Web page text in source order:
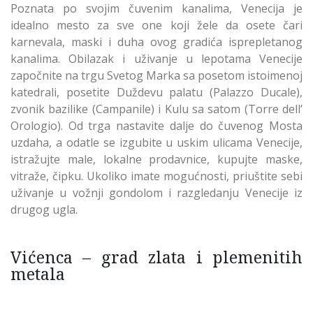
Poznata po svojim čuvenim kanalima, Venecija je
idealno mesto za sve one koji žele da osete čari
karnevala, maski i duha ovog gradića isprepletanog
kanalima. Obilazak i uživanje u lepotama Venecije
započnite na trgu Svetog Marka sa posetom istoimenoj
katedrali, posetite Duždevu palatu (Palazzo Ducale),
zvonik bazilike (Campanile) i Kulu sa satom (Torre dell’
Orologio). Od trga nastavite dalje do čuvenog Mosta
uzdaha, a odatle se izgubite u uskim ulicama Venecije,
istražujte male, lokalne prodavnice, kupujte maske,
vitraže, čipku. Ukoliko imate mogućnosti, priuštite sebi
uživanje u vožnji gondolom i razgledanju Venecije iz
drugog ugla.
Vićenca – grad zlata i plemenitih
metala